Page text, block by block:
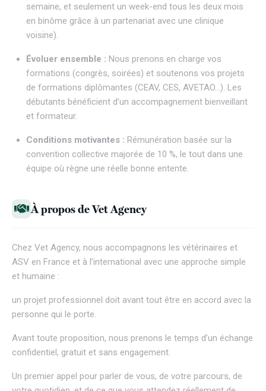
semaine, et seulement un week-end tous les deux mois
en binôme grâce à un partenariat avec une clinique
voisine).
Évoluer ensemble : Nous prenons en charge vos
formations (congrès, soirées) et soutenons vos projets
de formations diplômantes (CEAV, CES, AVETAO…). Les
débutants bénéficient d’un accompagnement bienveillant
et formateur.
Conditions motivantes : Rémunération basée sur la
convention collective majorée de 10 %, le tout dans une
équipe où règne une réelle bonne entente.
À propos de Vet Agency
Chez Vet Agency, nous accompagnons les vétérinaires et
ASV en France et à l’international avec une approche simple
et humaine :
un projet professionnel doit avant tout être en accord avec la
personne qui le porte.
Avant toute proposition, nous prenons le temps d’un échange
confidentiel, gratuit et sans engagement.
Un premier appel pour parler de vous, de votre parcours, de